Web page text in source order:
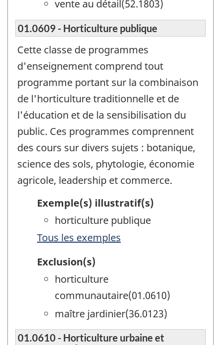
vente au détail(52.1803)
01.0609 - Horticulture publique
Cette classe de programmes
d'enseignement comprend tout
programme portant sur la combinaison
de l'horticulture traditionnelle et de
l'éducation et de la sensibilisation du
public. Ces programmes comprennent
des cours sur divers sujets : botanique,
science des sols, phytologie, économie
agricole, leadership et commerce.
Exemple(s) illustratif(s)
horticulture publique
Tous les exemples
Exclusion(s)
horticulture
communautaire(01.0610)
maître jardinier(36.0123)
01.0610 - Horticulture urbaine et